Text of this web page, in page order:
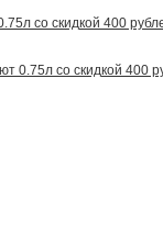
со скидкой 400
со скидкой 400